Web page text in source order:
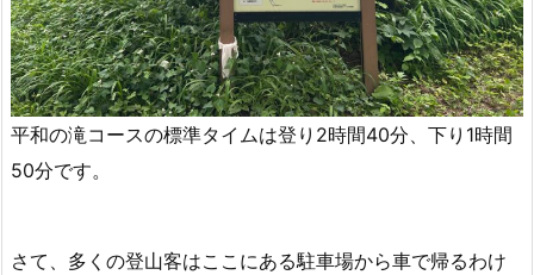
平和の滝コースの標準タイムは登り2時間40分、下り1時間
50分です。
さて、多くの登山客はここにある駐車場から車で帰るわけ